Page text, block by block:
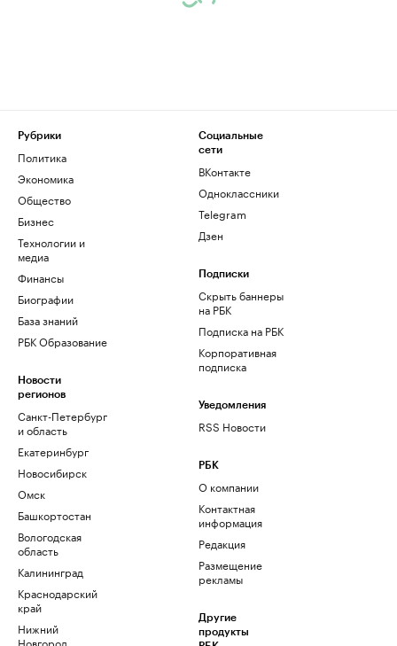
Рубрики
Политика
Экономика
Общество
Бизнес
Технологии и
медиа
Финансы
Биографии
База знаний
РБК Образование
Новости
регионов
Санкт-Петербург
и область
Екатеринбург
Новосибирск
Омск
Башкортостан
Вологодская
область
Калининград
Краснодарский
край
Нижний
Новгород
Социальные
сети
ВКонтакте
Одноклассники
Telegram
Дзен
Подписки
Скрыть баннеры
на РБК
Подписка на РБК
Корпоративная
подписка
Уведомления
RSS Новости
РБК
О компании
Контактная
информация
Редакция
Размещение
рекламы
Другие
продукты